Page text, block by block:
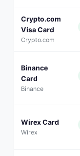
Crypto.com
Visa Card
Crypto.com
Binance
Card
Binance
Wirex Card
Wirex